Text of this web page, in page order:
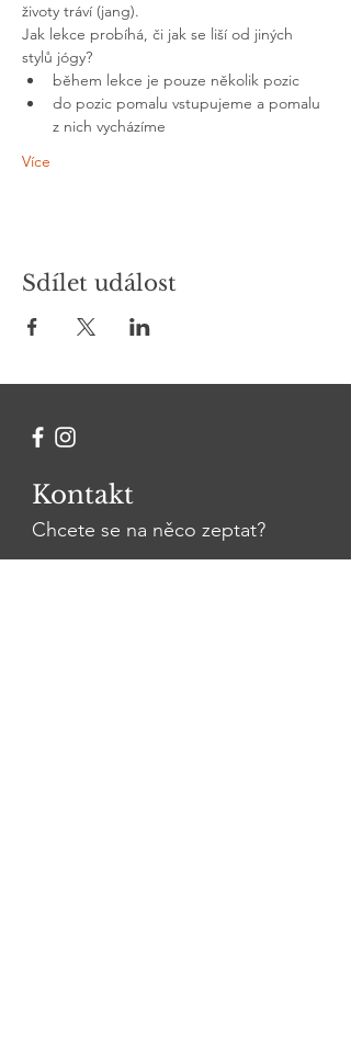
životy tráví (jang).
Jak lekce probíhá, či jak se liší od jiných
stylů jógy?
během lekce je pouze několik pozic
do pozic pomalu vstupujeme a pomalu
z nich vycházíme
Více
Sdílet událost
Kontakt
Chcete se na něco zeptat?